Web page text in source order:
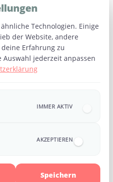
Hilfe Kurs am
und beinhaltet
Babys dürfen
Eltern von Babys und
Hilfe Kurs am Baby
bei München, erfolgt
Technologien. Einige
der Website, andere
Erfahrung zu
jederzeit anpassen
IMMER AKTIV
AKZEPTIEREN
Speichern